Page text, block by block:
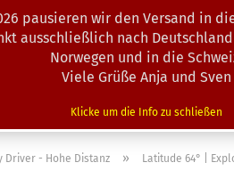
pausieren wir den Versand in
ausschließlich nach
Norwegen und in die
Viele Grüße Anja und Sven
Klicke um die Info zu schließen
AUSRÜSTUNG ZUBEHÖR
Driver - Hohe Distanz » Latitude 64° |